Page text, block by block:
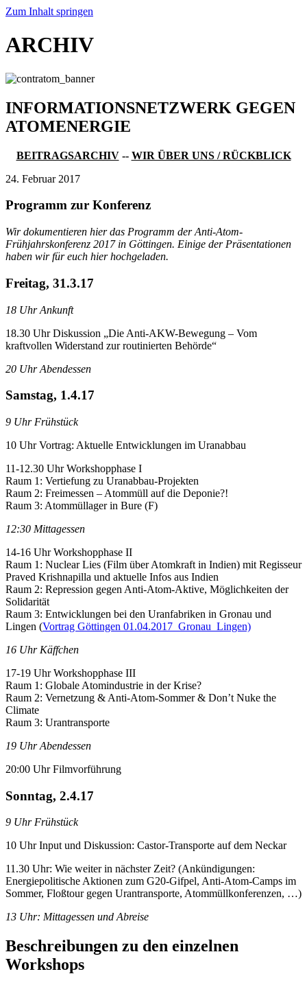
Zum Inhalt springen
ARCHIV
INFORMATIONSNETZWERK GEGEN
ATOMENERGIE
BEITRAGSARCHIV-- WIR ÜBER UNS / RÜCKBLICK
24. Februar 2017
Programm zur Konferenz
Wir dokumentieren hier das Programm der Anti-Atom-
Frühjahrskonferenz 2017 in Göttingen. Einige der Präsentationen
haben wir für euch hier hochgeladen.
Freitag, 31.3.17
18 Uhr Ankunft
18.30 Uhr Diskussion „Die Anti-AKW-Bewegung – Vom
kraftvollen Widerstand zur routinierten Behörde“
20 Uhr Abendessen
Samstag, 1.4.17
9 Uhr Frühstück
10 Uhr Vortrag: Aktuelle Entwicklungen im Uranabbau
11-12.30 Uhr Workshopphase I
Raum 1: Vertiefung zu Uranabbau-Projekten
Raum 2: Freimessen – Atommüll auf die Deponie?!
Raum 3: Atommüllager in Bure (F)
12:30 Mittagessen
14-16 Uhr Workshopphase II
Raum 1: Nuclear Lies (Film über Atomkraft in Indien) mit Regisseur
Praved Krishnapilla und aktuelle Infos aus Indien
Raum 2: Repression gegen Anti-Atom-Aktive, Möglichkeiten der
Solidarität
Raum 3: Entwicklungen bei den Uranfabriken in Gronau und
Lingen (Vortrag Göttingen 01.04.2017_Gronau_Lingen)
16 Uhr Käffchen
17-19 Uhr Workshopphase III
Raum 1: Globale Atomindustrie in der Krise?
Raum 2: Vernetzung & Anti-Atom-Sommer & Don’t Nuke the
Climate
Raum 3: Urantransporte
19 Uhr Abendessen
20:00 Uhr Filmvorführung
Sonntag, 2.4.17
9 Uhr Frühstück
10 Uhr Input und Diskussion: Castor-Transporte auf dem Neckar
11.30 Uhr: Wie weiter in nächster Zeit? (Ankündigungen:
Energiepolitische Aktionen zum G20-Gifpel, Anti-Atom-Camps im
Sommer, Floßtour gegen Urantransporte, Atommüllkonferenzen, …)
13 Uhr: Mittagessen und Abreise
Beschreibungen zu den einzelnen
Workshops